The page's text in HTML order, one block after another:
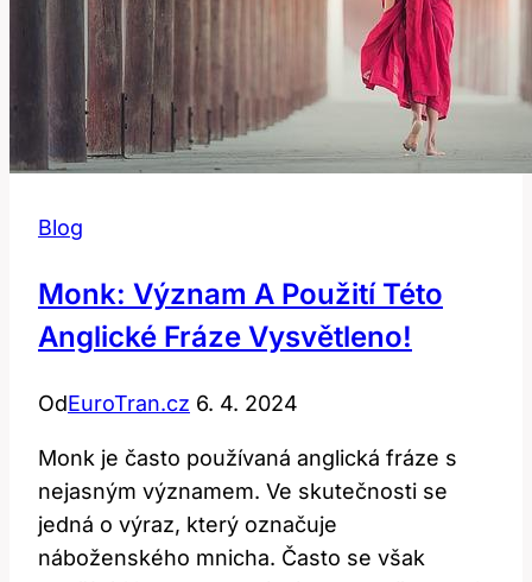
Blog
Monk: Význam A Použití Této
Anglické Fráze Vysvětleno!
OdEuroTran.cz 6. 4. 2024
Monk je často používaná anglická fráze s
nejasným významem. Ve skutečnosti se
jedná o výraz, který označuje
náboženského mnicha. Často se však